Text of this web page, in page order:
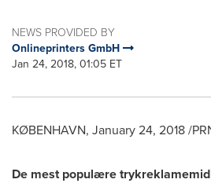
NEWS PROVIDED BY
Onlineprinters GmbH
Jan 24, 2018, 01:05 ET
KØBENHAVN, January 24, 2018/
De mest populære